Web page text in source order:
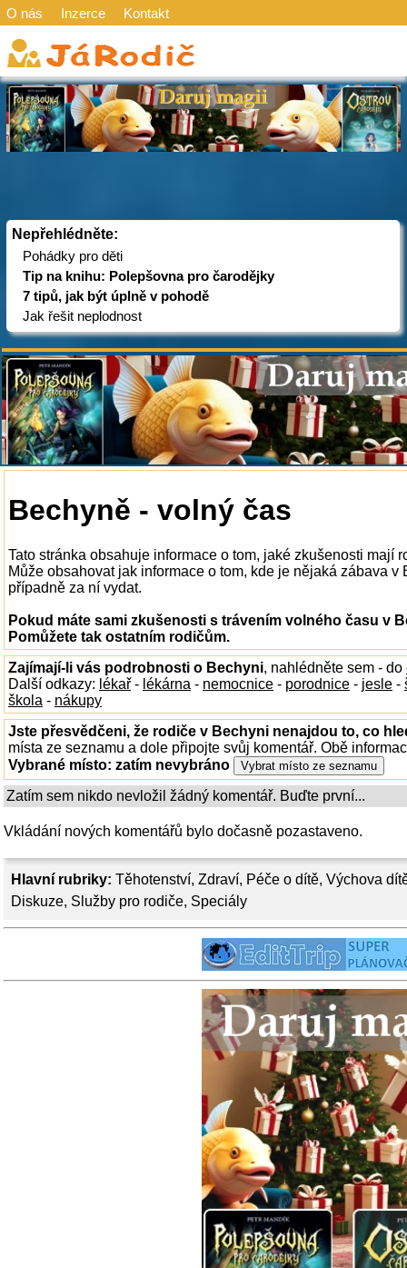
O nás Inzerce Kontakt
Nepřehlédněte:
Pohádky pro děti
Tip na knihu: Polepšovna pro čarodějky
7 tipů, jak být úplně v pohodě
Jak řešit neplodnost
Hlavní rubriky: Těhotenství, Zdraví, Péče o dítě, Výchova
Diskuze, Služby pro rodiče, Speciály
Bechyně - volný čas
Tato stránka obsahuje informace o tom, jaké zkušenosti mají
Může obsahovat jak informace o tom, kde je nějaká zábava
případně za ní vydat.
Pokud máte sami zkušenosti s trávením volného času v
Pomůžete tak ostatním rodičům.
Zajímají-li vás podrobnosti o Bechyni, nahlédněte sem - do
Další odkazy: lékař - lékárna - nemocnice - porodnice - jesle -
škola - nákupy
Jste přesvědčeni, že rodiče v Bechyni nenajdou to, co
místa ze seznamu a dole připojte svůj komentář. Obě
Vybrané místo: zatím nevybráno
Zatím sem nikdo nevložil žádný komentář. Buďte první...
Vkládání nových komentářů bylo dočasně pozastaveno.